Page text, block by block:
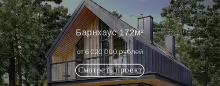
Барнхаус 172м²
от 6 020 000 рублей